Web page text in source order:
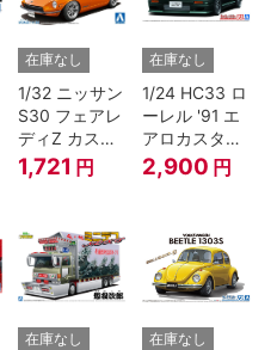
在庫なし
1/32 ニッサン
S30 フェアレ
ディZ カスタ
ムホイール(オ
レンジ)
1,721 円
在庫なし
1/24 HC33 ロ
ーレル '91 エ
アロカスタム
（ニッサン）
2,900 円
在庫なし 在庫なし